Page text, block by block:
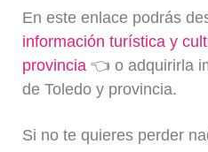
En este enlace podrás
información turística y
provincia 👈 o adquirirla
de Toledo y provincia.
Si no te quieres perder